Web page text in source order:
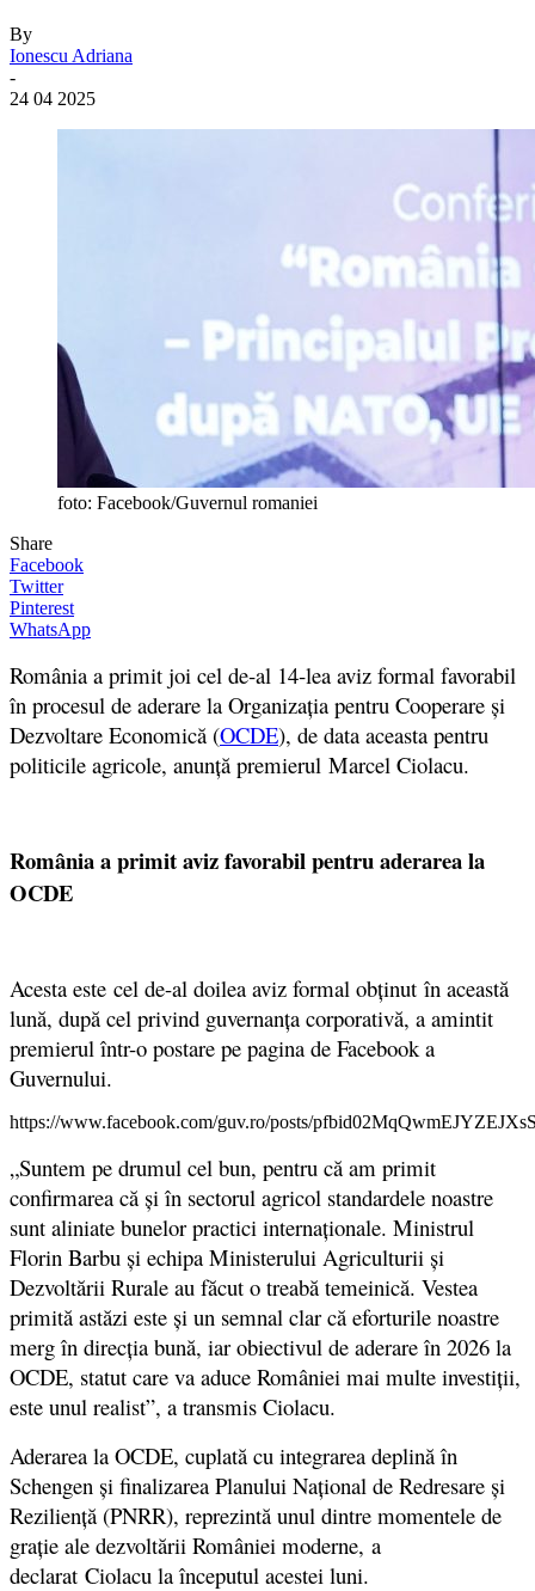
By
Ionescu Adriana
-
24 04 2025
foto: Facebook/Guvernul romaniei
Share
Facebook
Twitter
Pinterest
WhatsApp
România a primit joi cel de‑al 14‑lea aviz formal favorabil
în procesul de aderare la Organizația pentru Cooperare și
Dezvoltare Economică (OCDE), de data aceasta pentru
politicile agricole, anunță premierul Marcel Ciolacu.
România a primit aviz favorabil pentru aderarea la
OCDE
Acesta este cel de-al doilea aviz formal obţinut în această
lună, după cel privind guvernanţa corporativă, a amintit
premierul într-o postare pe pagina de Facebook a
Guvernului.
https://www.facebook.com/guv.ro/posts/
„Suntem pe drumul cel bun, pentru că am primit
confirmarea că şi în sectorul agricol standardele noastre
sunt aliniate bunelor practici internaţionale. Ministrul
Florin Barbu şi echipa Ministerului Agriculturii şi
Dezvoltării Rurale au făcut o treabă temeinică. Vestea
primită astăzi este şi un semnal clar că eforturile noastre
merg în direcţia bună, iar obiectivul de aderare în 2026 la
OCDE, statut care va aduce României mai multe investiţii,
este unul realist”, a transmis Ciolacu.
Aderarea la OCDE, cuplată cu integrarea deplină în
Schengen și finalizarea Planului Național de Redresare și
Reziliență (PNRR), reprezintă unul dintre momentele de
grație ale dezvoltării României moderne, a
declarat Ciolacu la începutul acestei luni.